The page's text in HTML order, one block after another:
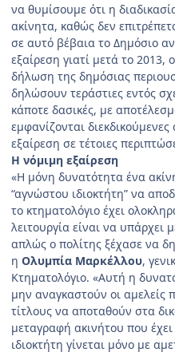
να θυμίσουμε ότι η
ακίνητα, καθώς δεν
σε αυτό βέβαια το Δημόσιο
εξαίρεση γιατί μετά το 2013,
δήλωση της δημόσιας
δηλώσουν τεράστιες εντός
κάποτε δασικές, με
εμφανίζονται
εξαίρεση σε τέτοιες
Η νόμιμη εξαίρεση
«Η μόνη δυνατότητα ένα
“αγνώστου ιδιοκτήτη” να
το κτηματολόγιο έχει
λειτουργία είναι να
απλώς ο πολίτης ξέχασε να
η Ολυμπία Μαρκέλλου,
Κτηματολόγιο. «Αυτή η
μην αναγκαστούν οι αμελείς
τίτλους να αποταθούν στα
μεταγραφή ακινήτου που
ιδιοκτήτη γίνεται μόνο με